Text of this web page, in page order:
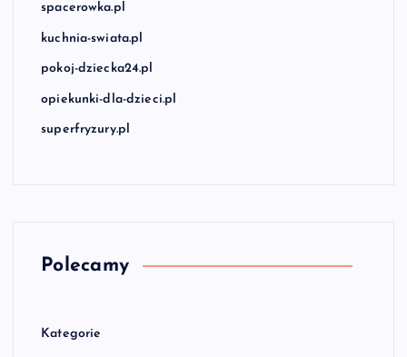
spacerowka.pl
kuchnia-swiata.pl
pokoj-dziecka24.pl
opiekunki-dla-dzieci.pl
superfryzury.pl
Polecamy
Kategorie